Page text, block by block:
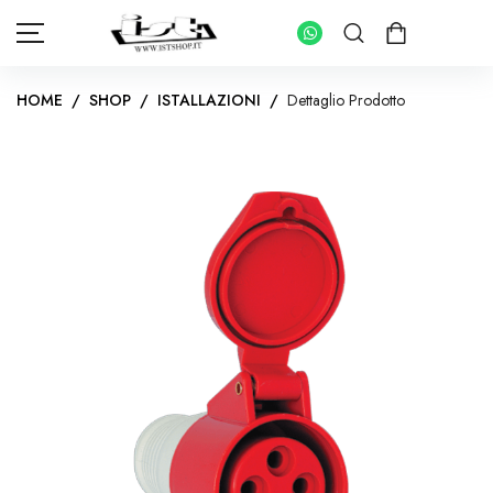
PANNELLI FOTOVOLTAICI
KIT INVERTER CON ACCUMULO
IMPIANTI FOTOVOLTAICI PER ABITAZIONI
INVERTER IMPIANTI CONNESSI IN RETE
KIT FOTOVOLTAICI PER IMPIANTI AD ISOLA
INVERTER IMPIANTI AD ISOLA
BATTERIE DI ACCUMULO
HOME / SHOP / ISTALLAZIONI / Dettaglio Prodotto